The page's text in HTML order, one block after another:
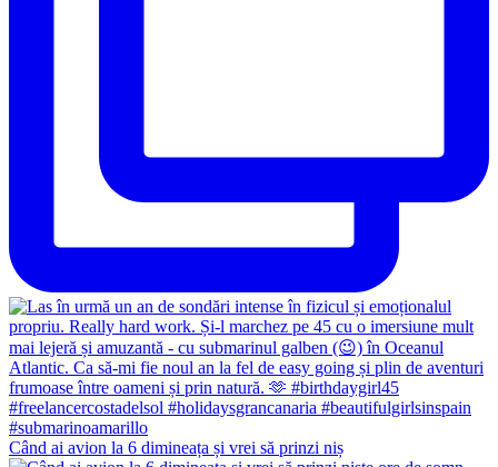
Când ai avion la 6 dimineața și vrei să prinzi niș